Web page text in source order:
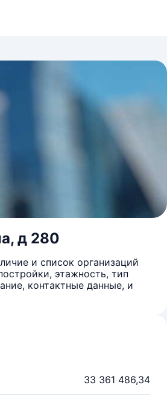
д 280
и список организаций
этажность, тип
контактные данные, и
33 361 486,34